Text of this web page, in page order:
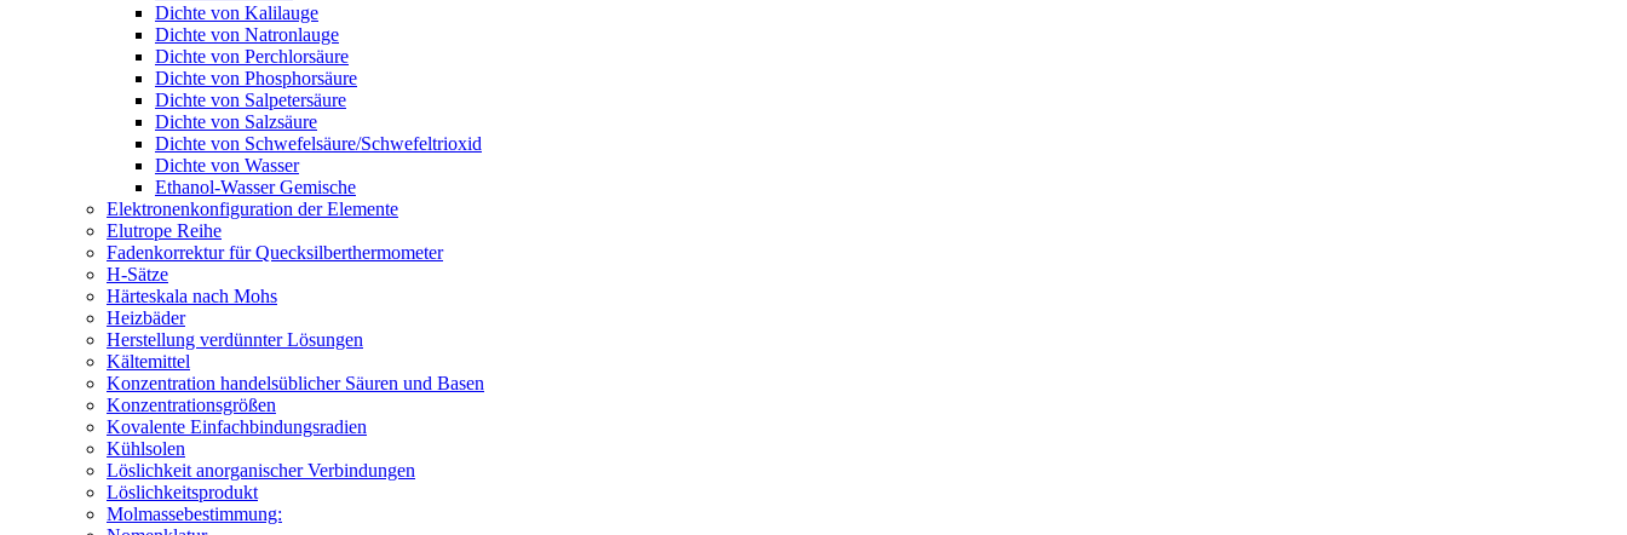
Dichte von Kalilauge
Dichte von Natronlauge
Dichte von Perchlorsäure
Dichte von Phosphorsäure
Dichte von Salpetersäure
Dichte von Salzsäure
Dichte von Schwefelsäure/Schwefeltrioxid
Dichte von Wasser
Ethanol-Wasser Gemische
Elektronenkonfiguration der Elemente
Elutrope Reihe
Fadenkorrektur für Quecksilberthermometer
H-Sätze
Härteskala nach Mohs
Heizbäder
Herstellung verdünnter Lösungen
Kältemittel
Konzentration handelsüblicher Säuren und Basen
Konzentrationsgrößen
Kovalente Einfachbindungsradien
Kühlsolen
Löslichkeit anorganischer Verbindungen
Löslichkeitsprodukt
Molmassebestimmung: